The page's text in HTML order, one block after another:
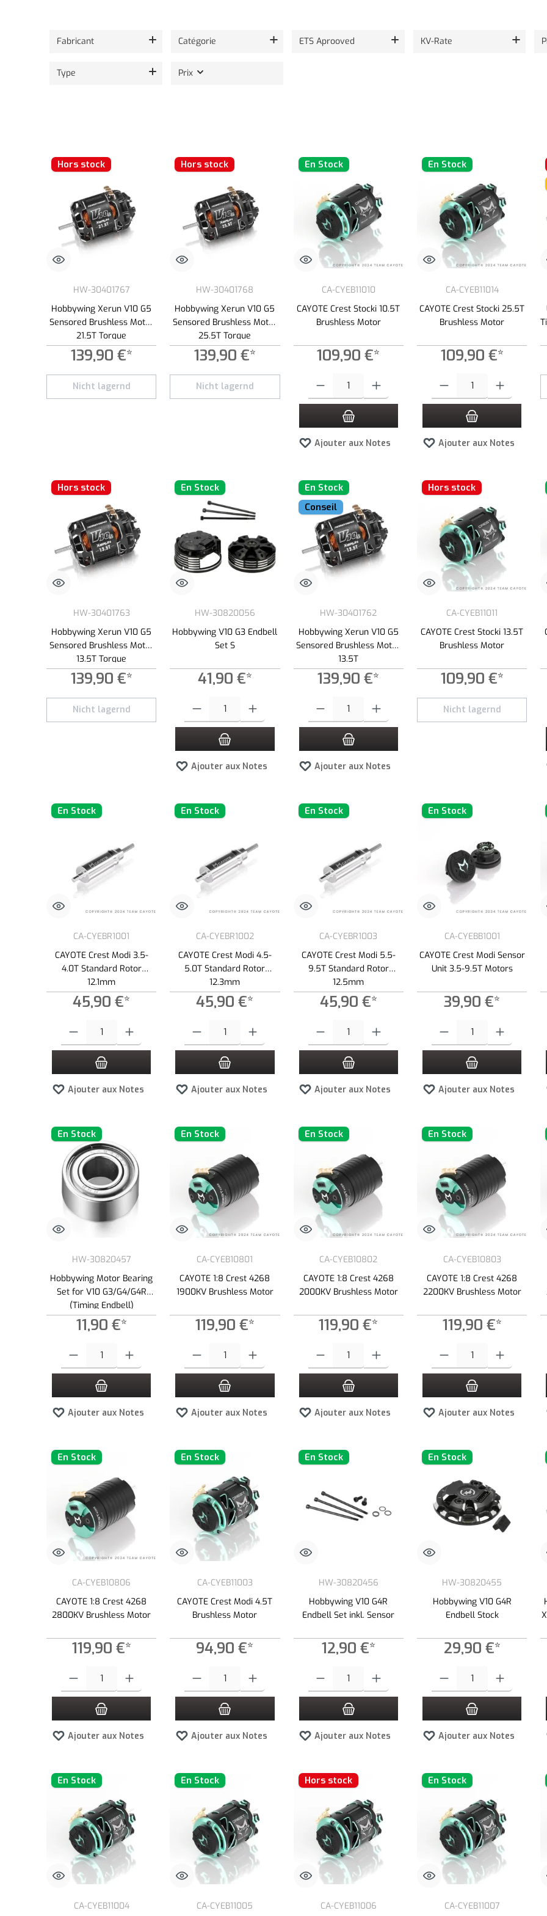
Fabricant Catégorie ETS Aprooved KV-Rate
Type Prix
Affichage de 24 sur 64 produits.
Hors stock
HW-30401767
Hobbywing Xerun V10 G5
Sensored Brushless Motor
21.5T Torque
139,90 €*
Nicht lagernd
Hors stock
HW-30401768
Hobbywing Xerun V10 G5
Sensored Brushless Motor
25.5T Torque
139,90 €*
Nicht lagernd
En Stock
CA-CYEB11010
CAYOTE Crest Stocki 10.5T
Brushless Motor
109,90 €*
Quantité de produit : Entrez la quantité souhaitée ou utilisez les
Ajouter aux Notes
En Stock
CA-CYEB11014
CAYOTE Crest Stocki 25.5T
Brushless Motor
109,90 €*
Quantité de produit : Entrez la
Ajouter aux Notes
Hors stock
HW-30401763
Hobbywing Xerun V10 G5
Sensored Brushless Motor
13.5T Torque
139,90 €*
Nicht lagernd
En Stock
HW-30820056
Hobbywing V10 G3 Endbell
Set S
41,90 €*
Quantité de produit : Entrez la quantité souhaitée ou utilisez les boutons pour augmenter ou diminuer la
Ajouter aux Notes
En Stock
Conseil
HW-30401762
Hobbywing Xerun V10 G5
Sensored Brushless Motor
13.5T
139,90 €*
Quantité de produit : Entrez la quantité souhaitée ou utilisez les
Ajouter aux Notes
Hors stock
CA-CYEB11011
CAYOTE Crest Stocki 13.5T
Brushless Motor
109,90 €*
Nicht lagernd
En Stock
CA-CYEBR1001
CAYOTE Crest Modi 3.5-
4.0T Standard Rotor
12.1mm
45,90 €*
Ajouter aux Notes
En Stock
CA-CYEBR1002
CAYOTE Crest Modi 4.5-
5.0T Standard Rotor
12.3mm
45,90 €*
Ajouter aux Notes
En Stock
CA-CYEBR1003
CAYOTE Crest Modi 5.5-
9.5T Standard Rotor
12.5mm
45,90 €*
Ajouter aux Notes
En Stock
CA-CYEBB1001
CAYOTE Crest Modi Sensor
Unit 3.5-9.5T Motors
39,90 €*
Ajouter aux Notes
En Stock
HW-30820457
Hobbywing Motor Bearing
Set for V10 G3/G4/G4R
(Timing Endbell)
11,90 €*
Ajouter aux Notes
En Stock
CA-CYEB10801
CAYOTE 1:8 Crest 4268
1900KV Brushless Motor
119,90 €*
Ajouter aux Notes
En Stock
CA-CYEB10802
CAYOTE 1:8 Crest 4268
2000KV Brushless Motor
119,90 €*
Ajouter aux Notes
En Stock
CA-CYEB10803
CAYOTE 1:8 Crest 4268
2200KV Brushless Motor
119,90 €*
Ajouter aux Notes
En Stock
CA-CYEB10806
CAYOTE 1:8 Crest 4268
2800KV Brushless Motor
119,90 €*
Ajouter aux Notes
En Stock
CA-CYEB11003
CAYOTE Crest Modi 4.5T
Brushless Motor
94,90 €*
Ajouter aux Notes
En Stock
HW-30820456
Hobbywing V10 G4R
Endbell Set inkl. Sensor
12,90 €*
Ajouter aux Notes
En Stock
HW-30820455
Hobbywing V10 G4R
Endbell Stock
29,90 €*
Ajouter aux Notes
En Stock
CA-CYEB11004
En Stock
CA-CYEB11005
Hors stock
CA-CYEB11006
En Stock
CA-CYEB11007